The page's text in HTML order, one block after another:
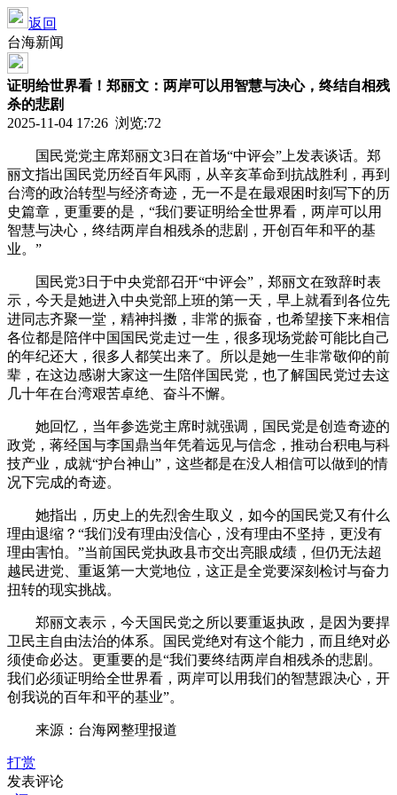
返回
台海新闻
证明给世界看！郑丽文：两岸可以用智慧与决心，终结自相残
杀的悲剧
2025-11-04 17:26 浏览:72
国民党党主席郑丽文3日在首场“中评会”上发表谈话。郑
丽文指出国民党历经百年风雨，从辛亥革命到抗战胜利，再到
台湾的政治转型与经济奇迹，无一不是在最艰困时刻写下的历
史篇章，更重要的是，“我们要证明给全世界看，两岸可以用
智慧与决心，终结两岸自相残杀的悲剧，开创百年和平的基
业。”
国民党3日于中央党部召开“中评会”，郑丽文在致辞时表
示，今天是她进入中央党部上班的第一天，早上就看到各位先
进同志齐聚一堂，精神抖擞，非常的振奋，也希望接下来相信
各位都是陪伴中国国民党走过一生，很多现场党龄可能比自己
的年纪还大，很多人都笑出来了。所以是她一生非常敬仰的前
辈，在这边感谢大家这一生陪伴国民党，也了解国民党过去这
几十年在台湾艰苦卓绝、奋斗不懈。
她回忆，当年参选党主席时就强调，国民党是创造奇迹的
政党，蒋经国与李国鼎当年凭着远见与信念，推动台积电与科
技产业，成就“护台神山”，这些都是在没人相信可以做到的情
况下完成的奇迹。
她指出，历史上的先烈舍生取义，如今的国民党又有什么
理由退缩？“我们没有理由没信心，没有理由不坚持，更没有
理由害怕。”当前国民党执政县市交出亮眼成绩，但仍无法超
越民进党、重返第一大党地位，这正是全党要深刻检讨与奋力
扭转的现实挑战。
郑丽文表示，今天国民党之所以要重返执政，是因为要捍
卫民主自由法治的体系。国民党绝对有这个能力，而且绝对必
须使命必达。更重要的是“我们要终结两岸自相残杀的悲剧。
我们必须证明给全世界看，两岸可以用我们的智慧跟决心，开
创我说的百年和平的基业”。
来源：台海网整理报道
打赏
发表评论